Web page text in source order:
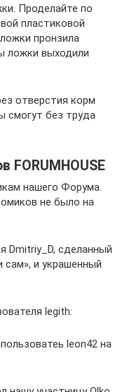
Проделайте по
пластиковой
пронзила
ложки выходили
отверстия корм
смогут без труда
FORUMHOUSE
нашего Форума.
не было на
Dmitriy_D, сделанный
сам», и украшенный
legith:
leon42 на